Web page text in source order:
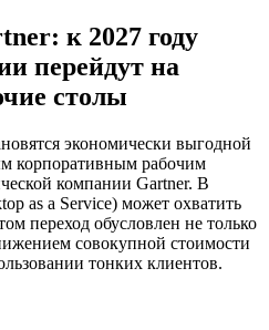
к 2027 году
перейдут на
столы
экономически выгодной
корпоративным рабочим
компании Gartner. В
as a Service) может охватить
переход обусловлен не только
совокупной стоимости
тонких клиентов.